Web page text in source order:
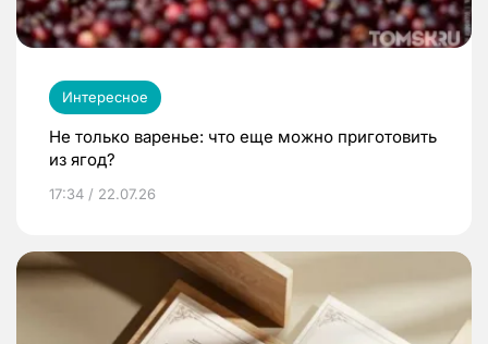
Интересное
Не только варенье: что еще можно приготовить
из ягод?
17:34 / 22.07.26